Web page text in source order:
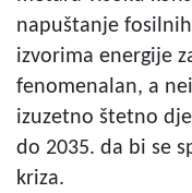
napuštanje
izvorima energije
fenomenalan, a
izuzetno štetno
do 2035. da bi se
kriza.